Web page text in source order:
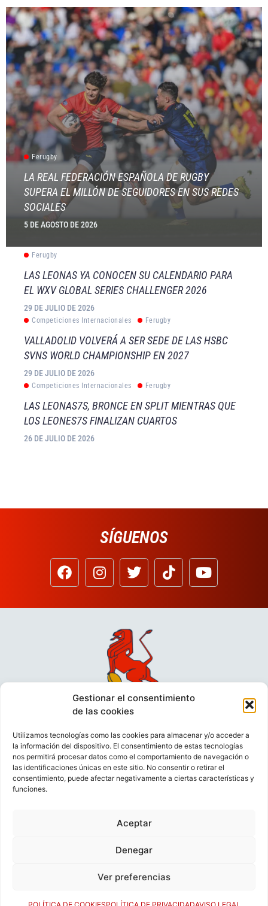
Gestionar el consentimiento
de las cookies
Utilizamos tecnologías como las cookies para almacenar y/o acceder a
la información del dispositivo. El consentimiento de estas tecnologías
nos permitirá procesar datos como el comportamiento de navegación o
las identificaciones únicas en este sitio. No consentir o retirar el
consentimiento, puede afectar negativamente a ciertas características y
funciones.
Aceptar
Denegar
Ver preferencias
Ferugby
LA REAL FEDERACIÓN ESPAÑOLA DE RUGBY
SUPERA EL MILLÓN DE SEGUIDORES EN SUS REDES
SOCIALES
5 DE AGOSTO DE 2026
Ferugby
LAS LEONAS YA CONOCEN SU CALENDARIO PARA
EL WXV GLOBAL SERIES CHALLENGER 2026
29 DE JULIO DE 2026
Competiciones Internacionales Ferugby
VALLADOLID VOLVERÁ A SER SEDE DE LAS HSBC
SVNS WORLD CHAMPIONSHIP EN 2027
29 DE JULIO DE 2026
Competiciones Internacionales Ferugby
LAS LEONAS7S, BRONCE EN SPLIT MIENTRAS QUE
LOS LEONES7S FINALIZAN CUARTOS
26 DE JULIO DE 2026
SÍGUENOS
VIDEOCONFERENCIAS
POLÍTICA DE PRIVACIDAD
CONTACTO
© FEDERACIÓN ESPAÑOLA DE RUGBY 2023.